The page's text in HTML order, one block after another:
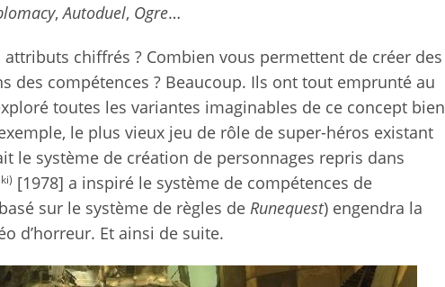
,Autoduel, Ogre…
chiffrés ? Combien vous permettent de créer des
des compétences ? Beaucoup. Ils ont tout emprunté au
toutes les variantes imaginables de ce concept bien
le plus vieux jeu de rôle de super-héros existant
le système de création de personnages repris dans
[1978] a inspiré le système de compétences de
sur le système de règles de Runequest) engendra la
d’horreur. Et ainsi de suite.